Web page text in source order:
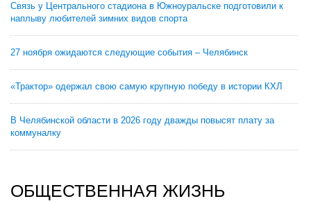
Связь у Центрального стадиона в Южноуральске подготовили к
наплыву любителей зимних видов спорта
27 ноября ожидаются следующие события – Челябинск
«Трактор» одержал свою самую крупную победу в истории КХЛ
В Челябинской области в 2026 году дважды повысят плату за
коммуналку
ОБЩЕСТВЕННАЯ ЖИЗНЬ